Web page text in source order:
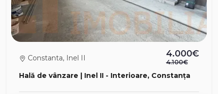
Hală de vânzare | Inel II - Interioare, Constanța
Constanta, Inel II 4.000€
4.100€